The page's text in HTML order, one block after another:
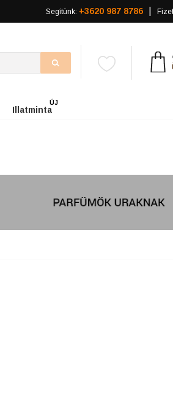
Segítünk: +3620 987 8786
Illatminta
ÚJ